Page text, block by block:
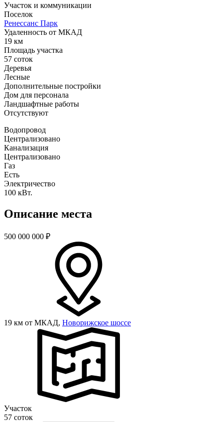
Участок и коммуникации
Поселок
Ренессанс Парк
Удаленность от МКАД
19 км
Площадь участка
57 соток
Деревья
Лесные
Дополнительные постройки
Дом для персонала
Ландшафтные работы
Отсутствуют
Водопровод
Централизовано
Канализация
Централизовано
Газ
Есть
Электричество
100 кВт.
Описание места
500 000 000 ₽
19 км от МКАД, Новорижское шоссе
Участок
57 соток